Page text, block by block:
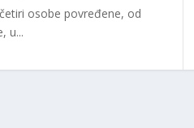
osobe povređene, od
u...